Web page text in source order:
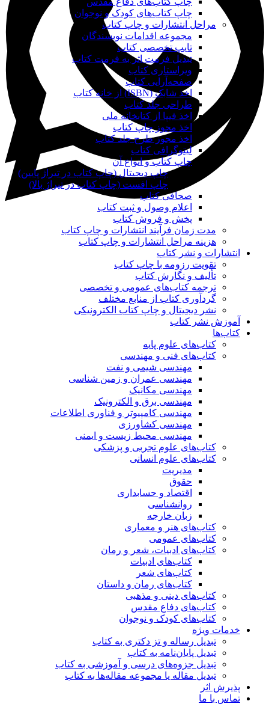
چاپ کتاب‌های کودک و نوجوان
مراحل انتشارات و چاپ کتاب
مجموعه اقدامات نویسندگان
تایپ تخصصی کتاب
تبدیل فرمت اثر به فرمت کتاب
ویراستاری کتاب
صفحه‌آرایی کتاب
اخذ شابک (ISBN) از خانه کتاب
طراحی جلد کتاب
اخذ فیپا از کتابخانه ملی
اخذ مجوز چاپ کتاب
اخذ مجوز طرح جلد کتاب
لیتوگرافی کتاب
چاپ کتاب و انواع آن
چاپ دیجیتال (چاپ کتاب در تیراژ پایین)
چاپ افست (چاپ کتاب در تیراژ بالا)
صحافی کتاب
اعلام وصول و ثبت کتاب
پخش و فروش کتاب
مدت زمان فرآیند انتشارات و چاپ کتاب
هزینه مراحل انتشارات و چاپ کتاب
انتشارات و نشر کتاب
تقویت رزومه با چاپ کتاب
تألیف و نگارش کتاب
ترجمه کتاب‌های عمومی و تخصصی
گردآوری کتاب از منابع مختلف
نشر دیجیتال و چاپ کتاب الکترونیکی
آموزش نشر کتاب
کتاب‌ها
کتاب‌های علوم پایه
کتاب‌های فنی و مهندسی
مهندسی شیمی و نفت
مهندسی عمران و زمین شناسی
مهندسی مکانیک
مهندسی برق و الکترونیک
مهندسی کامپیوتر و فناوری اطلاعات
مهندسی کشاورزی
مهندسی محیط زیست و ایمنی
کتاب‌های علوم تجربی و پزشکی
کتاب‌های علوم انسانی
مدیریت
حقوق
اقتصاد و حسابداری
روانشناسی
زبان خارجه
کتاب‌های هنر و معماری
کتاب‌های عمومی
کتاب‌های ادبیات، شعر و رمان
کتاب‌های ادبیات
کتاب‌های شعر
کتاب‌های رمان و داستان
کتاب‌های دینی و مذهبی
کتاب‌های دفاع مقدس
کتاب‌های کودک و نوجوان
خدمات ویژه
تبدیل رساله و تز دکتری به کتاب
تبدیل پایان‌نامه به کتاب
تبدیل جزوه‌های درسی و آموزشی به کتاب
تبدیل مقاله یا مجموعه مقاله‌ها به کتاب
پذیرش اثر
تماس با ما